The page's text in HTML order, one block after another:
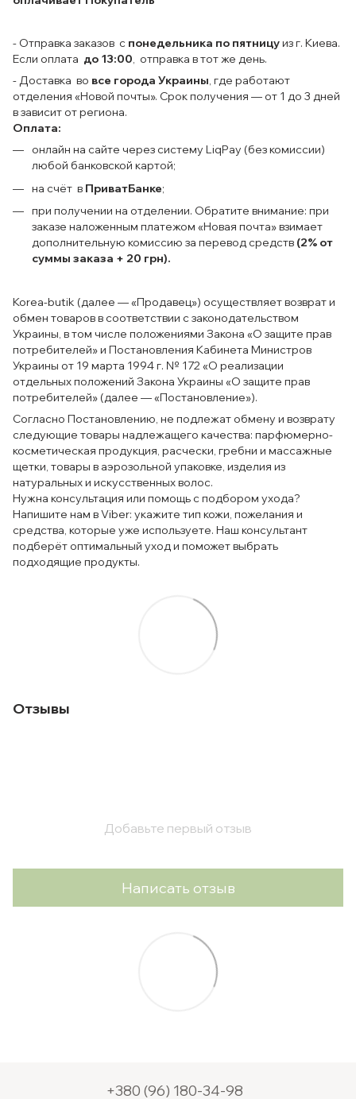
- Отправка заказов с понедельника по пятницуиз г. Киева.
Если оплата до 13:00, отправка в тот же день.
- Доставка во все города Украины, где работают
отделения «Новой почты». Срок получения — от 1 до 3 дней
в зависит от региона.
Оплата:
онлайн на сайте через систему LiqPay (без комиссии)
любой банковской картой;
на счёт в ПриватБанке;
при получении на отделении. Обратите внимание: при
заказе наложенным платежом «Новая почта» взимает
дополнительную комиссию за перевод средств (2% от
суммы заказа + 20 грн).
Korea-butik (далее — «Продавец») осуществляет возврат и
обмен товаров в соответствии с законодательством
Украины, в том числе положениями Закона «О защите прав
потребителей» и Постановления Кабинета Министров
Украины от 19 марта 1994 г. № 172 «О реализации
отдельных положений Закона Украины «О защите прав
потребителей» (далее — «Постановление»).
Согласно Постановлению, не подлежат обмену и возврату
следующие товары надлежащего качества: парфюмерно-
косметическая продукция, расчески, гребни и массажные
щетки, товары в аэрозольной упаковке, изделия из
натуральных и искусственных волос.
Нужна консультация или помощь с подбором ухода?
Напишите нам в Viber: укажите тип кожи, пожелания и
средства, которые уже используете. Наш консультант
подберёт оптимальный уход и поможет выбрать
подходящие продукты.
Отзывы
Добавьте первый отзыв
Написать отзыв
+380 (96) 180-34-98